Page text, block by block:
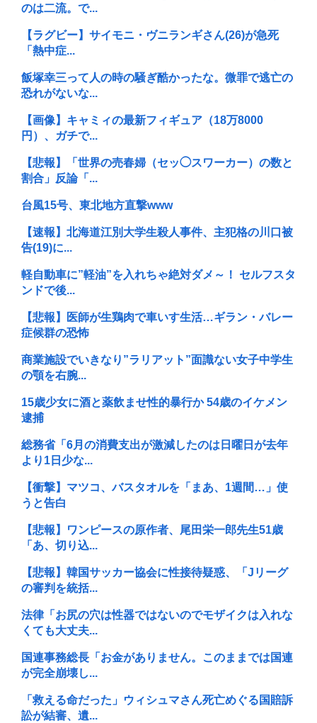
のは二流。で...
【ラグビー】サイモニ・ヴニランギさん(26)が急死
「熱中症...
飯塚幸三って人の時の騒ぎ酷かったな。微罪で逃亡の
恐れがないな...
【画像】キャミィの最新フィギュア（18万8000
円）、ガチで...
【悲報】「世界の売春婦（セッ◯スワーカー）の数と
割合」反論「...
台風15号、東北地方直撃www
【速報】北海道江別大学生殺人事件、主犯格の川口被
告(19)に...
軽自動車に”軽油”を入れちゃ絶対ダメ～！ セルフスタ
ンドで後...
【悲報】医師が生鶏肉で車いす生活…ギラン・バレー
症候群の恐怖
商業施設でいきなり”ラリアット”面識ない女子中学生
の顎を右腕...
15歳少女に酒と薬飲ませ性的暴行か 54歳のイケメン
逮捕
総務省「6月の消費支出が激減したのは日曜日が去年
より1日少な...
【衝撃】マツコ、バスタオルを「まあ、1週間…」使
うと告白
【悲報】ワンピースの原作者、尾田栄一郎先生51歳
「あ、切り込...
【悲報】韓国サッカー協会に性接待疑惑、「Jリーグ
の審判を統括...
法律「お尻の穴は性器ではないのでモザイクは入れな
くても大丈夫...
国連事務総長「お金がありません。このままでは国連
が完全崩壊し...
「救える命だった」ウィシュマさん死亡めぐる国賠訴
訟が結審、遺...